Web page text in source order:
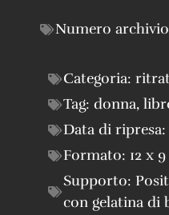
Numero
Categoria:
Tag: donna,
Data di ripresa:
Formato: 12 x
Supporto:
con gelatina di